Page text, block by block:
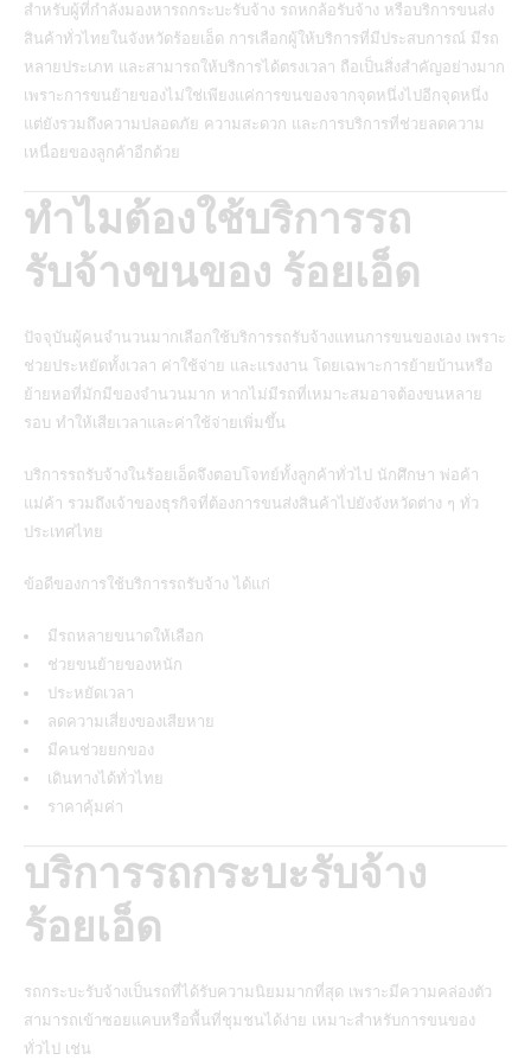
สำหรับผู้ที่กำลังมองหารถกระบะรับจ้าง รถหกล้อรับจ้าง หรือบริการขนส่ง
สินค้าทั่วไทยในจังหวัดร้อยเอ็ด การเลือกผู้ให้บริการที่มีประสบการณ์ มีรถ
หลายประเภท และสามารถให้บริการได้ตรงเวลา ถือเป็นสิ่งสำคัญอย่างมาก
เพราะการขนย้ายของไม่ใช่เพียงแค่การขนของจากจุดหนึ่งไปอีกจุดหนึ่ง
แต่ยังรวมถึงความปลอดภัย ความสะดวก และการบริการที่ช่วยลดความ
เหนื่อยของลูกค้าอีกด้วย
ทำไมต้องใช้บริการรถ
รับจ้างขนของ ร้อยเอ็ด
ปัจจุบันผู้คนจำนวนมากเลือกใช้บริการรถรับจ้างแทนการขนของเอง เพราะ
ช่วยประหยัดทั้งเวลา ค่าใช้จ่าย และแรงงาน โดยเฉพาะการย้ายบ้านหรือ
ย้ายหอที่มักมีของจำนวนมาก หากไม่มีรถที่เหมาะสมอาจต้องขนหลาย
รอบ ทำให้เสียเวลาและค่าใช้จ่ายเพิ่มขึ้น
บริการรถรับจ้างในร้อยเอ็ดจึงตอบโจทย์ทั้งลูกค้าทั่วไป นักศึกษา พ่อค้า
แม่ค้า รวมถึงเจ้าของธุรกิจที่ต้องการขนส่งสินค้าไปยังจังหวัดต่าง ๆ ทั่ว
ประเทศไทย
ข้อดีของการใช้บริการรถรับจ้าง ได้แก่
มีรถหลายขนาดให้เลือก
ช่วยขนย้ายของหนัก
ประหยัดเวลา
ลดความเสี่ยงของเสียหาย
มีคนช่วยยกของ
เดินทางได้ทั่วไทย
ราคาคุ้มค่า
บริการรถกระบะรับจ้าง
ร้อยเอ็ด
รถกระบะรับจ้างเป็นรถที่ได้รับความนิยมมากที่สุด เพราะมีความคล่องตัว
สามารถเข้าซอยแคบหรือพื้นที่ชุมชนได้ง่าย เหมาะสำหรับการขนของ
ทั่วไป เช่น